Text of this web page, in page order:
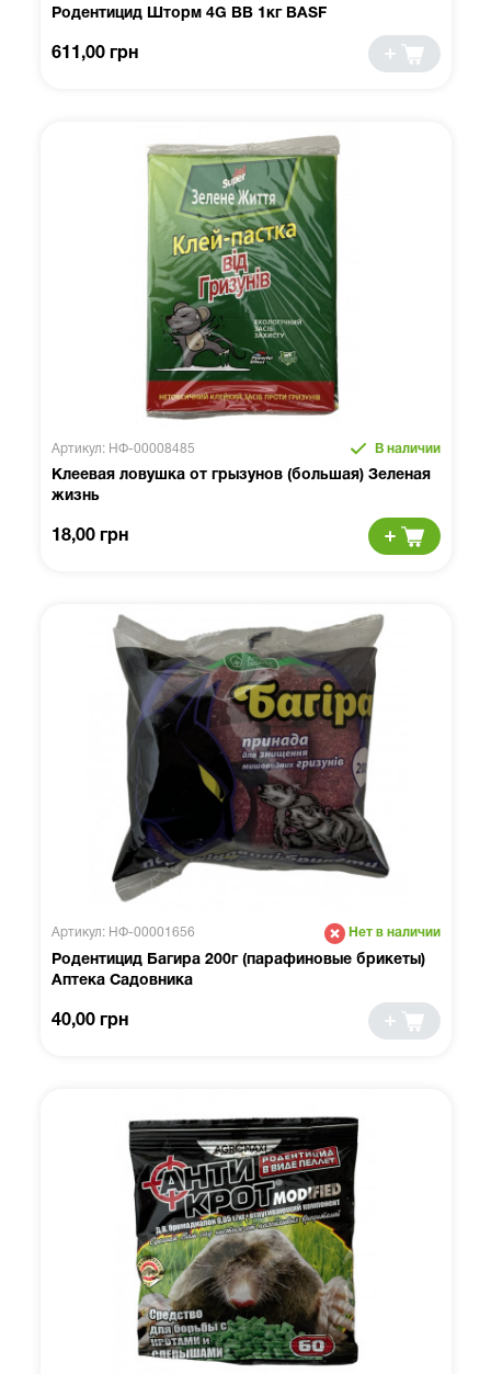
Родентицид Шторм 4G BB 1кг BASF
611,00 грн
Артикул: НФ-00008485 В наличии
Клеевая ловушка от грызунов (большая) Зеленая
жизнь
18,00 грн
Артикул: НФ-00001656 Нет в наличии
Родентицид Багира 200г (парафиновые брикеты)
Аптека Садовника
40,00 грн